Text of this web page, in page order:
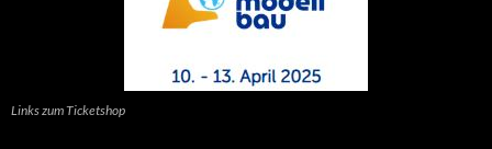
Links zum Ticketshop